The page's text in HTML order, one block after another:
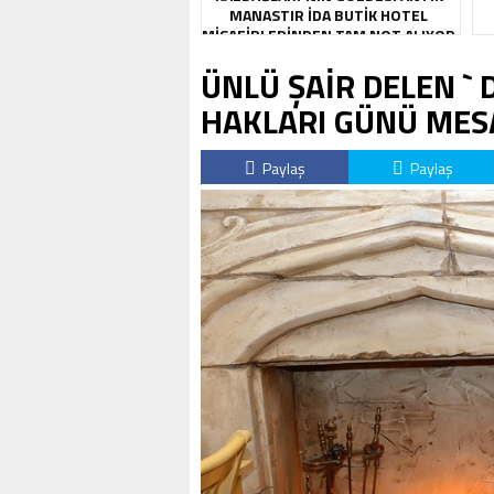
MANASTIR İDA BUTIK HOTEL
MISAFIRLERINDEN TAM NOT ALIYOR
ÜNLÜ ŞAİR DELEN `
HAKLARI GÜNÜ
Paylaş Paylaş